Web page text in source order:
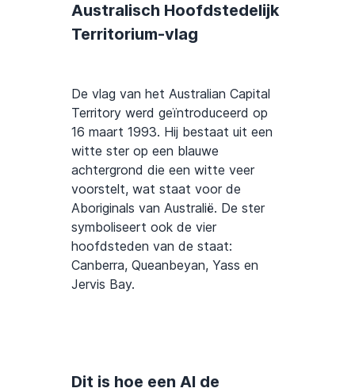
Australisch Hoofdstedelijk
Territorium-vlag
De vlag van het Australian Capital
Territory werd geïntroduceerd op
16 maart 1993. Hij bestaat uit een
witte ster op een blauwe
achtergrond die een witte veer
voorstelt, wat staat voor de
Aboriginals van Australië. De ster
symboliseert ook de vier
hoofdsteden van de staat:
Canberra, Queanbeyan, Yass en
Jervis Bay.
Dit is hoe een AI de